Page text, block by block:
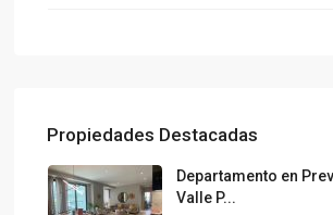
Propiedades Destacadas
Departamento en
Valle P...